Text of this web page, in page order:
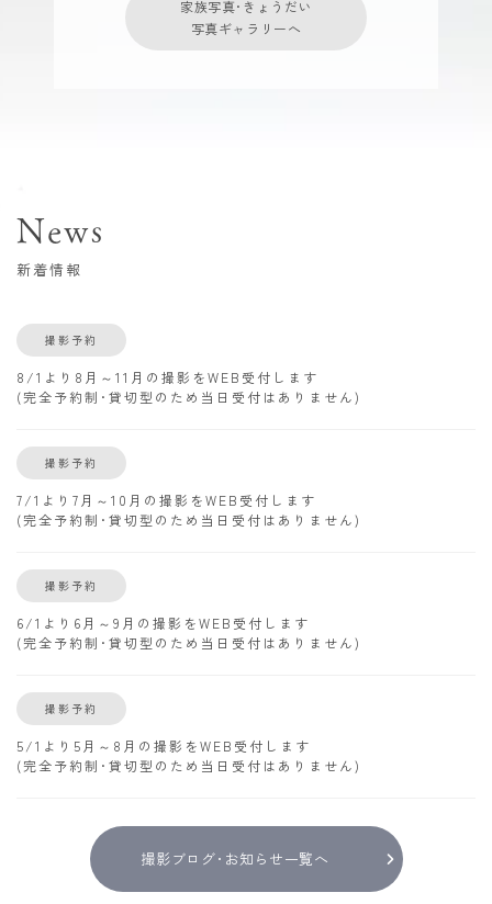
家族写真･きょうだい
写真ギャラリーへ
News
新着情報
撮影予約
8/1より8月～11月の撮影をWEB受付します
(完全予約制･貸切型のため当日受付はありません)
撮影予約
7/1より7月～10月の撮影をWEB受付します
(完全予約制･貸切型のため当日受付はありません)
撮影予約
6/1より6月～9月の撮影をWEB受付します
(完全予約制･貸切型のため当日受付はありません)
撮影予約
5/1より5月～8月の撮影をWEB受付します
(完全予約制･貸切型のため当日受付はありません)
撮影ブログ･お知らせ一覧へ